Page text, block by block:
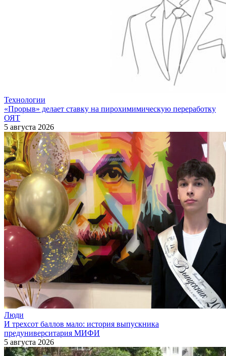
Технологии
«Прорыв» делает ставку на пирохимимическую переработку
ОЯТ
5 августа 2026
Люди
И трехсот баллов мало: история выпускника
предуниверситария МИФИ
5 августа 2026